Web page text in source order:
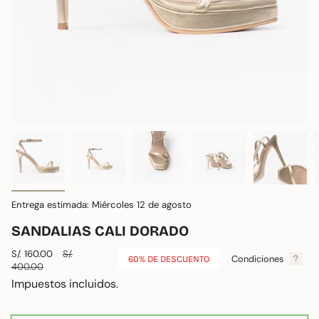
Entrega estimada: Miércoles 12 de agosto
SANDALIAS CALI DORADO
Precio
de
venta
S/. 160.00
Precio
S/.
400.00
60% DE DESCUENTO Condiciones
Impuestos incluidos.